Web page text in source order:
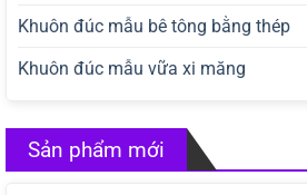
Khuôn đúc mẫu bê tông bằng thép
Khuôn đúc mẫu vữa xi măng
Sản phẩm mới